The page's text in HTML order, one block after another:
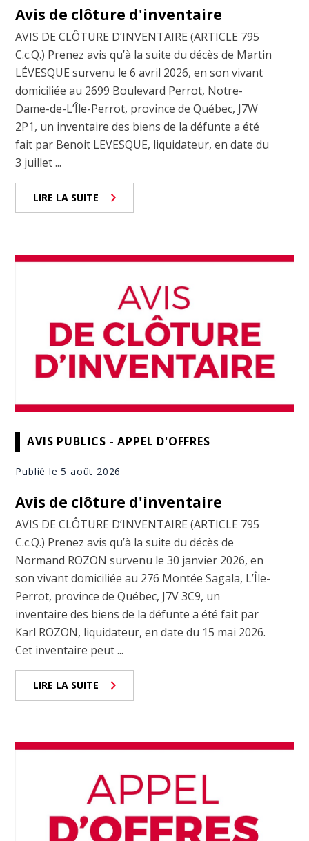
Avis de clôture d'inventaire
AVIS DE CLÔTURE D’INVENTAIRE (ARTICLE 795
C.c.Q.) Prenez avis qu’à la suite du décès de Martin
LÉVESQUE survenu le 6 avril 2026, en son vivant
domiciliée au 2699 Boulevard Perrot, Notre-
Dame-de-L’Île-Perrot, province de Québec, J7W
2P1, un inventaire des biens de la défunte a été
fait par Benoit LEVESQUE, liquidateur, en date du
3 juillet ...
LIRE LA SUITE
AVIS PUBLICS - APPEL D'OFFRES
Publié le 5 août 2026
Avis de clôture d'inventaire
AVIS DE CLÔTURE D’INVENTAIRE (ARTICLE 795
C.c.Q.) Prenez avis qu’à la suite du décès de
Normand ROZON survenu le 30 janvier 2026, en
son vivant domiciliée au 276 Montée Sagala, L’Île-
Perrot, province de Québec, J7V 3C9, un
inventaire des biens de la défunte a été fait par
Karl ROZON, liquidateur, en date du 15 mai 2026.
Cet inventaire peut ...
LIRE LA SUITE